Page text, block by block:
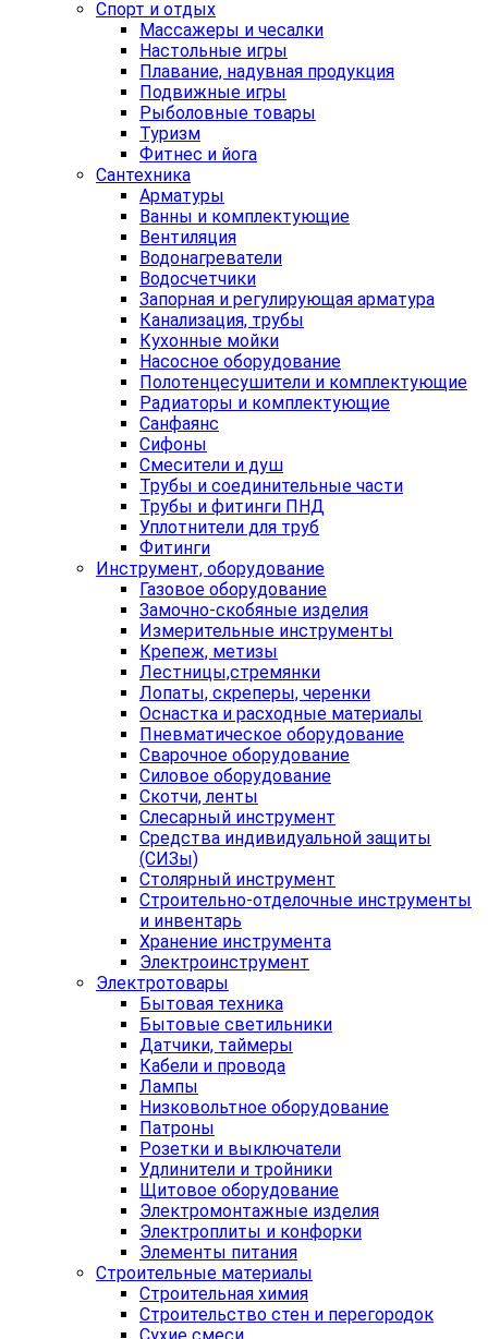
Спорт и отдых
Массажеры и чесалки
Настольные игры
Плавание, надувная продукция
Подвижные игры
Рыболовные товары
Туризм
Фитнес и йога
Сантехника
Арматуры
Ванны и комплектующие
Вентиляция
Водонагреватели
Водосчетчики
Запорная и регулирующая арматура
Канализация, трубы
Кухонные мойки
Насосное оборудование
Полотенцесушители и комплектующие
Радиаторы и комплектующие
Санфаянс
Сифоны
Смесители и душ
Трубы и соединительные части
Трубы и фитинги ПНД
Уплотнители для труб
Фитинги
Инструмент, оборудование
Газовое оборудование
Замочно-скобяные изделия
Измерительные инструменты
Крепеж, метизы
Лестницы,стремянки
Лопаты, скреперы, черенки
Оснастка и расходные материалы
Пневматическое оборудование
Сварочное оборудование
Силовое оборудование
Скотчи, ленты
Слесарный инструмент
Средства индивидуальной защиты
(СИЗы)
Столярный инструмент
Строительно-отделочные инструменты
и инвентарь
Хранение инструмента
Электроинструмент
Электротовары
Бытовая техника
Бытовые светильники
Датчики, таймеры
Кабели и провода
Лампы
Низковольтное оборудование
Патроны
Розетки и выключатели
Удлинители и тройники
Щитовое оборудование
Электромонтажные изделия
Электроплиты и конфорки
Элементы питания
Строительные материалы
Строительная химия
Строительство стен и перегородок